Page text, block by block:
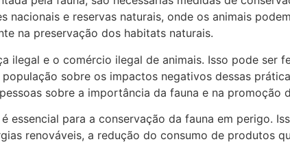
e reservas naturais, onde os animais
na preservação dos habitats naturais.
ilegal e o comércio ilegal de animais. Isso pode
sobre os impactos negativos dessas
sobre a importância da fauna e na promoção
essencial para a conservação da fauna em perigo.
renováveis, a redução do consumo de produtos